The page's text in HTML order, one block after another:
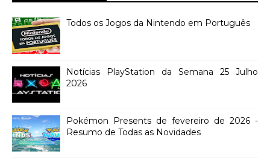
Todos os Jogos da Nintendo em Português
Notícias PlayStation da Semana 25 Julho
2026
Pokémon Presents de fevereiro de 2026 -
Resumo de Todas as Novidades